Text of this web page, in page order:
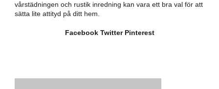
vårstädningen och rustik inredning kan vara ett bra val för att
sätta lite attityd på ditt hem.
Facebook Twitter Pinterest